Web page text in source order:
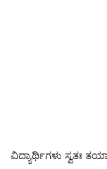
ವಿದ್ಯಾರ್ಥಿಗಳು ಸ್ವತಃ